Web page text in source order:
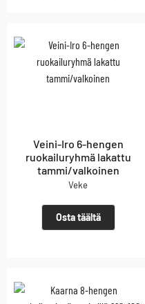
Veini-Iro 6-hengen
ruokailuryhmä lakattu
tammi/valkoinen
Veke
Osta täältä